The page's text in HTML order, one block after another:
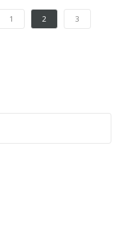
1 2 3